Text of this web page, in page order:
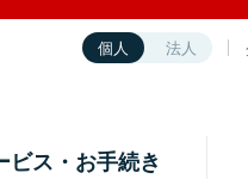
個人 法人
ビス・お手続き